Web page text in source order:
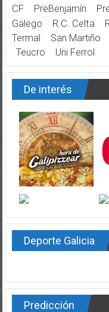
CF
PreBenjamín
Galego
R.C. Celta
Termal
San Martiño
Teucro
Uni Ferrol
De interés
Deporte Galicia
Predicción